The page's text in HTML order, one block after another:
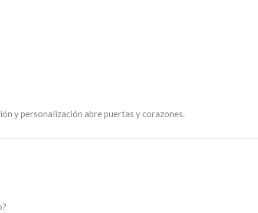
y personalización abre puertas y corazones.